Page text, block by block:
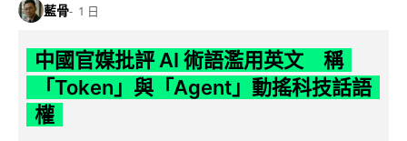
藍骨 1 日
中國官媒批評 AI 術語濫用英文 稱
「Token」與「Agent」動搖科技話語
權